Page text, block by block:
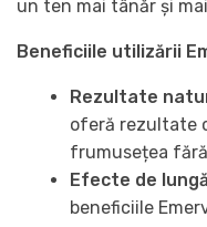
un ten mai tânăr și
Beneficiile utilizării
Rezultate
oferă rezultate
frumusețea
Efecte de
beneficiile